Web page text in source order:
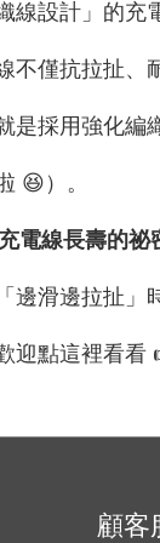
設計」的充
僅抗拉扯、
是採用強化
😆）。
電線長壽的祕
邊滑邊拉扯
迎點這裡看看
顧客